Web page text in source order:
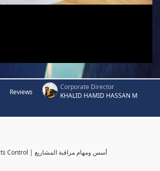
Reviews
Corporate Director
KHALID HAMID HASSAN M
Foundations of Projects Control | أسس ومهام مراقبة المشاريع